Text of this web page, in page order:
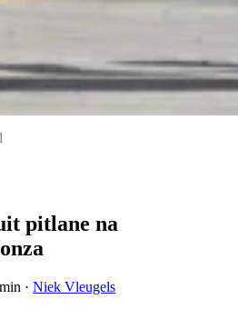
pitlane na
· Niek Vleugels